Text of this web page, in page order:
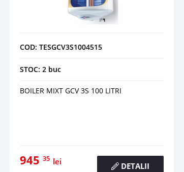
COD: TESGCV3S1004515
STOC: 2 buc
BOILER MIXT GCV 3S 100 LITRI
94535 lei DETALII